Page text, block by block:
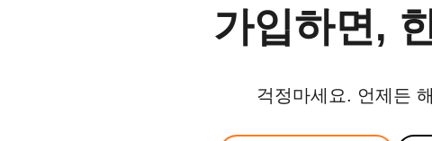
가입하면,
걱정마세요. 언제든